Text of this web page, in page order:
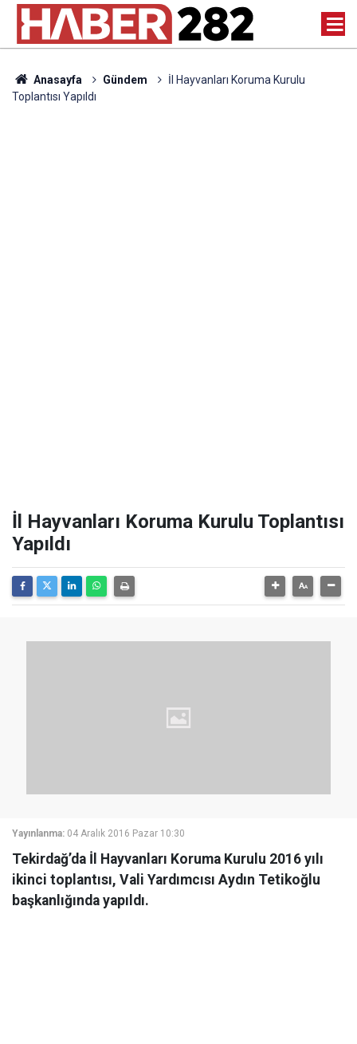
Anasayfa Gündem
İl Hayvanları Koruma Kurulu
Toplantısı Yapıldı
İl Hayvanları Koruma Kurulu Toplantısı
Yapıldı
Yayınlanma: 04 Aralık 2016 Pazar 10:30
Tekirdağ’da İl Hayvanları Koruma Kurulu 2016 yılı
ikinci toplantısı, Vali Yardımcısı Aydın Tetikoğlu
başkanlığında yapıldı.